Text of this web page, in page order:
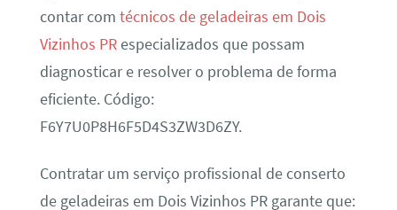
contar com técnicos de geladeiras em Dois
Vizinhos PRespecializados que possam
diagnosticar e resolver o problema de forma
eficiente. Código:
F6Y7U0P8H6F5D4S3ZW3D6ZY.
Contratar um serviço profissional de conserto
de geladeiras em Dois Vizinhos PR garante que: